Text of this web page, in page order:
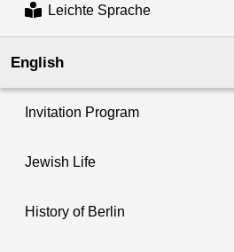
Leichte Sprache
English
Invitation Program
Jewish Life
History of Berlin